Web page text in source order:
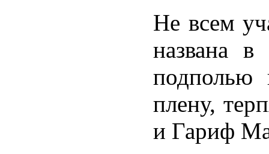
Не всем
названа
подполью
плену,
и Гариф